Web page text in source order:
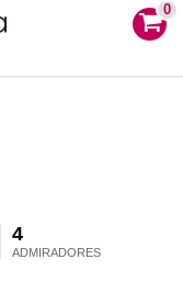
0
4
ADMIRADORES